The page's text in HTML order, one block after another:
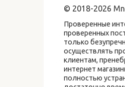
© 2018-2026
Проверенные
проверенных
только
осуществлять
клиентам,
интернет
полностью